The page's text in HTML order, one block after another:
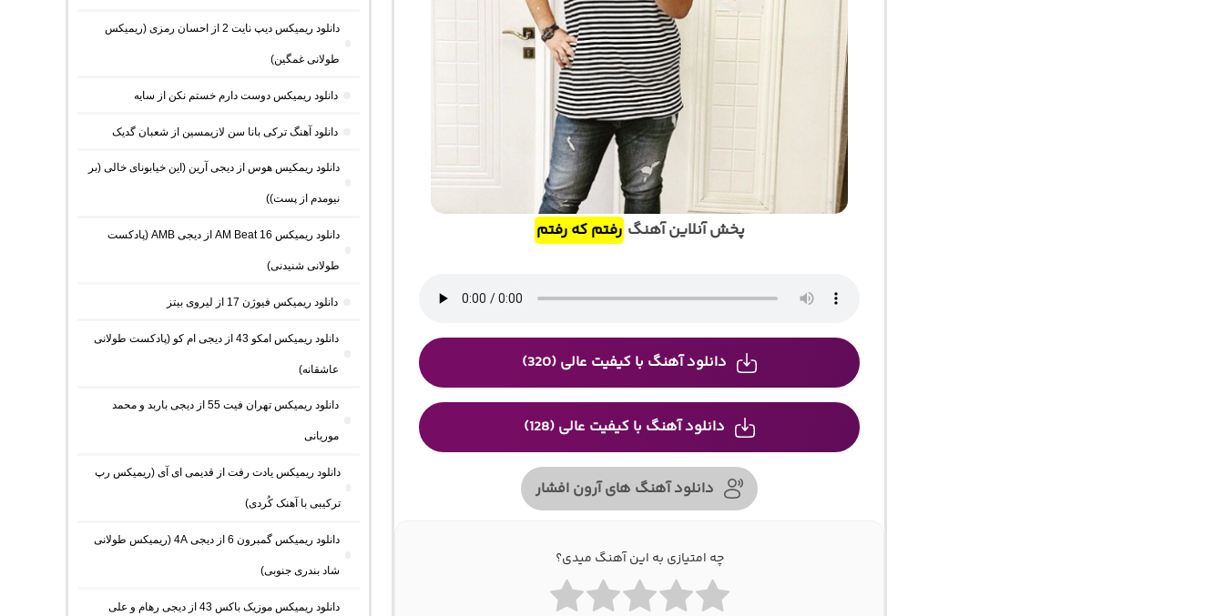
پخش آنلاین آهنگ رفتم که رفتم
دانلود آهنگ با کیفیت عالی (320)
دانلود آهنگ با کیفیت عالی (128)
دانلود آهنگ های آرون افشار
چه امتیازی به این آهنگ میدی؟
دانلود ریمیکس دیپ نایت 2 از احسان رمزی (ریمیکس
طولانی غمگین)
دانلود ریمیکس دوست دارم خستم نکن از سایه
دانلود آهنگ ترکی بانا سن لازیمسین از شعبان گدیک
دانلود ریمکیس هوس از دیجی آرین (این خیابونای خالی (بر
نیومدم از پست))
دانلود ریمیکس AM Beat 16 از دیجی AMB (پادکست
طولانی شنیدنی)
دانلود ریمیکس فیوژن 17 از لیروی بیتز
دانلود ریمیکس امکو 43 از دیجی ام کو (پادکست طولانی
عاشقانه)
دانلود ریمیکس تهران فیت 55 از دیجی باربد و محمد
موریانی
دانلود ریمیکس یادت رفت از قدیمی ای آی (ریمیکس رپ
ترکیبی با آهنک کُردی)
دانلود ریمیکس گمبرون 6 از دیجی 4A (ریمیکس طولانی
شاد بندری جنوبی)
دانلود ریمیکس موزیک باکس 43 از دیجی رهام و علی